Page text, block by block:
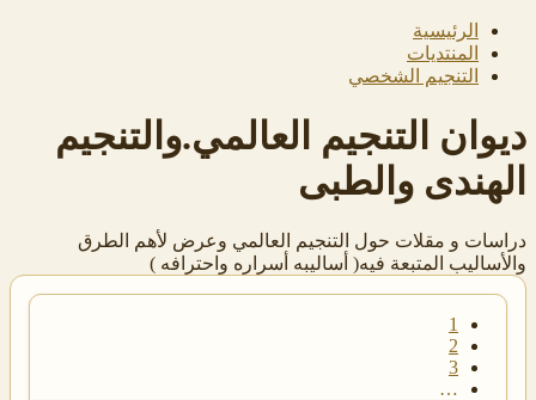
الرئيسية
المنتديات
التنجيم الشخصي
ديوان التنجيم العالمي.والتنجيم
الهندى والطبى
دراسات و مقلات حول التنجيم العالمي وعرض لأهم الطرق
والأساليب المتبعة فيه( أساليبه أسراره واحترافه )
1
2
3
…